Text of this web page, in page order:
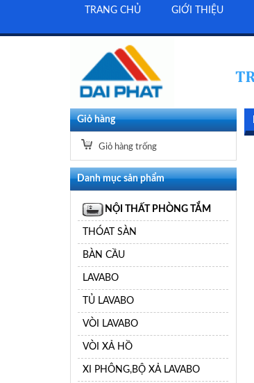
TRANG CHỦ GIỚI THIỆU
Giỏ hàng
Giỏ hàng trống
Danh mục sản phẩm
NỘI THẤT PHÒNG TẮM
THÓAT SÀN
BÀN CẦU
LAVABO
TỦ LAVABO
VÒI LAVABO
VÒI XẢ HỒ
XI PHÔNG,BỘ XẢ LAVABO